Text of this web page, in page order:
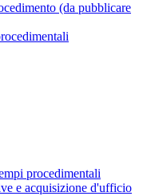
(da pubblicare
procedimentali
e acquisizione d'ufficio